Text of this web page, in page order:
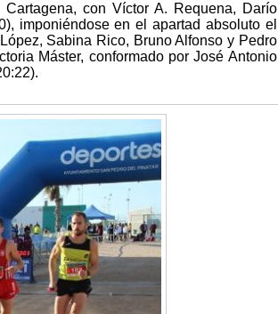
con Víctor A. Requena, Darío
imponiéndose en el apartad absoluto el
Sabina Rico, Bruno Alfonso y Pedro
Máster, conformado por José Antonio